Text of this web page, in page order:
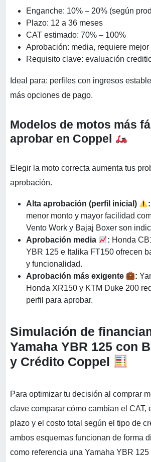
Enganche: 10% – 20% (según
Plazo: 12 a 36 meses
CAT estimado: 70% – 100%
Aprobación: media, requiere mejor
Requisito clave: evaluación
Ideal para: perfiles con ingresos
más opciones de pago.
Modelos de motos más
aprobar en Coppel
Elegir la moto correcta aumenta tus
aprobación.
Alta aprobación (perfil inicial) :
menor monto y mayor facilidad
Vento Work y Bajaj Boxer son
Aprobación media
: Honda
YBR 125 e Italika FT150 ofrecen
y funcionalidad.
Aprobación más exigente
:
Honda XR150 y KTM Duke 200
perfil para aprobar.
Simulación de
Yamaha YBR 125 con
y Crédito Coppel
Para optimizar tu decisión al comprar
clave comparar cómo cambian el CAT,
plazo y el costo total según el tipo de
ambos esquemas funcionan de forma
como referencia una Yamaha YBR